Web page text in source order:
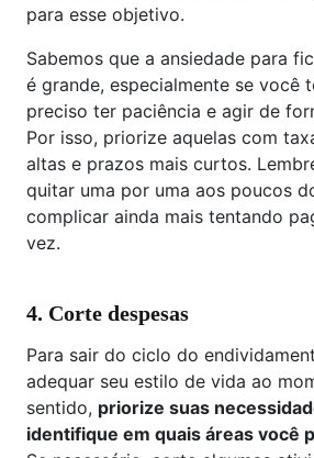
para esse objetivo.
Sabemos que a ansiedade para
é grande, especialmente se você
preciso ter paciência e agir de
Por isso, priorize aquelas com
altas e prazos mais curtos.
quitar uma por uma aos poucos
complicar ainda mais tentando
vez.
4. Corte despesas
Para sair do ciclo do
adequar seu estilo de vida ao
sentido, priorize suas
identifique em quais áreas você